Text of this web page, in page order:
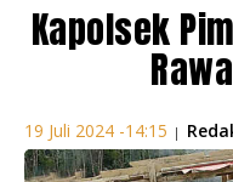
Kapolsek
19 Juli 2024 -14:15 |